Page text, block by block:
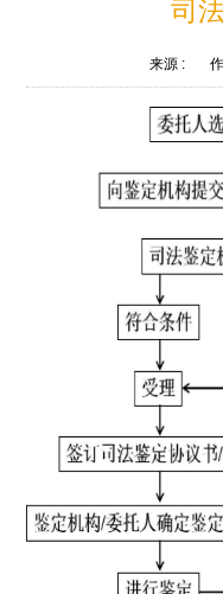
司
来源 : 作